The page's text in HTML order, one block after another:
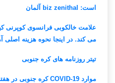
است: biz zenithal آلمان
علامت خالکوبی فرانسوی کوپرنی
می کند. در اینجا نحوه هزینه اصلی
تیتر روزنامه های کره جنوبی
موارد COVID-19 کره جنوبی در هفته